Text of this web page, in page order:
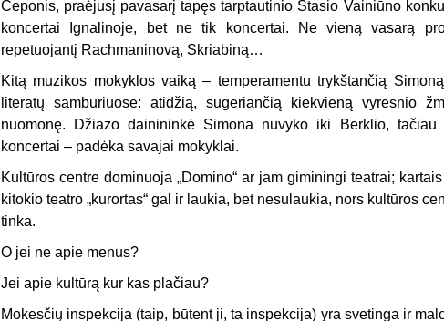
Čeponis, praėjusį pavasarį tapęs tarptautinio Stasio Vainiūno
koncertai Ignalinoje, bet ne tik koncertai. Ne vieną vasarą
repetuojantį Rachmaninovą, Skriabiną…
Kitą muzikos mokyklos vaiką – temperamentu trykštančią
literatų sambūriuose: atidžią, sugeriančią kiekvieną vyresnio
nuomonę. Džiazo dainininkė Simona nuvyko iki Berklio,
koncertai – padėka savajai mokyklai.
Kultūros centre dominuoja „Domino“ ar jam giminingi teatrai;
kitokio teatro „kurortas“ gal ir laukia, bet nesulaukia, nors kultūros
tinka.
O jei ne apie menus?
Jei apie kultūrą kur kas plačiau?
Mokesčių inspekcija (taip, būtent ji, ta inspekcija) yra svetinga ir